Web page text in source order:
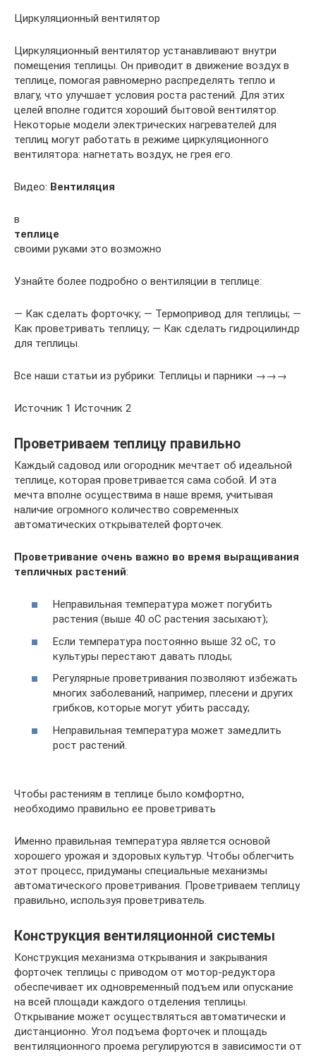
Циркуляционный вентилятор
Циркуляционный вентилятор устанавливают внутри
помещения теплицы. Он приводит в движение воздух в
теплице, помогая равномерно распределять тепло и
влагу, что улучшает условия роста растений. Для этих
целей вполне годится хороший бытовой вентилятор.
Некоторые модели электрических нагревателей для
теплиц могут работать в режиме циркуляционного
вентилятора: нагнетать воздух, не грея его.
Видео: Вентиляция
в
теплице
своими руками это возможно
Узнайте более подробно о вентиляции в теплице:
— Как сделать форточку; — Термопривод для теплицы; —
Как проветривать теплицу; — Как сделать гидроцилиндр
для теплицы.
Все наши статьи из рубрики: Теплицы и парники →→→
Источник 1 Источник 2
Проветриваем теплицу правильно
Каждый садовод или огородник мечтает об идеальной
теплице, которая проветривается сама собой. И эта
мечта вполне осуществима в наше время, учитывая
наличие огромного количество современных
автоматических открывателей форточек.
Проветривание очень важно во время выращивания
тепличных растений:
Неправильная температура может погубить
растения (выше 40 оС растения засыхают);
Если температура постоянно выше 32 оС, то
культуры перестают давать плоды;
Регулярные проветривания позволяют избежать
многих заболеваний, например, плесени и других
грибков, которые могут убить рассаду;
Неправильная температура может замедлить
рост растений.
Чтобы растениям в теплице было комфортно,
необходимо правильно ее проветривать
Именно правильная температура является основой
хорошего урожая и здоровых культур. Чтобы облегчить
этот процесс, придуманы специальные механизмы
автоматического проветривания. Проветриваем теплицу
правильно, используя проветриватель.
Конструкция вентиляционной системы
Конструкция механизма открывания и закрывания
форточек теплицы с приводом от мотор-редуктора
обеспечивает их одновременный подъем или опускание
на всей площади каждого отделения теплицы.
Открывание может осуществляться автоматически и
дистанционно. Угол подъема форточек и площадь
вентиляционного проема регулируются в зависимости от